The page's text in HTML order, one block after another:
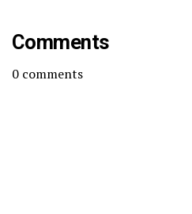
Comments
0 comments